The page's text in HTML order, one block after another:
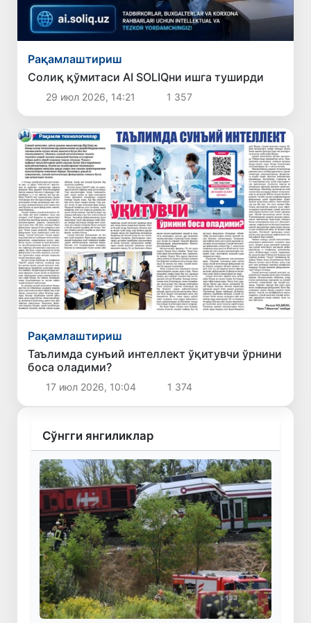
Рақамлаштириш
Солиқ қўмитаси AI SOLIQни ишга туширди
29 июл 2026, 14:21 1 357
Рақамлаштириш
Таълимда сунъий интеллект ўқитувчи ўрнини
боса оладими?
17 июл 2026, 10:04 1 374
Сўнгги янгиликлар